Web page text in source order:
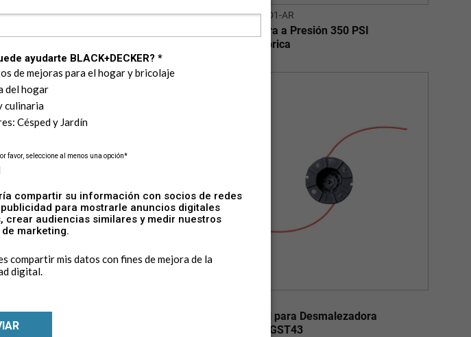
GL1000-AR BCPC20D1-AR
Lavadora a Presión 350 PSI
Inalambrica
Podadora de cercas vivas; (460mm)
420W y Tijeras de podar - 220V
Carretel para Desmalezadora
GST33/GST43